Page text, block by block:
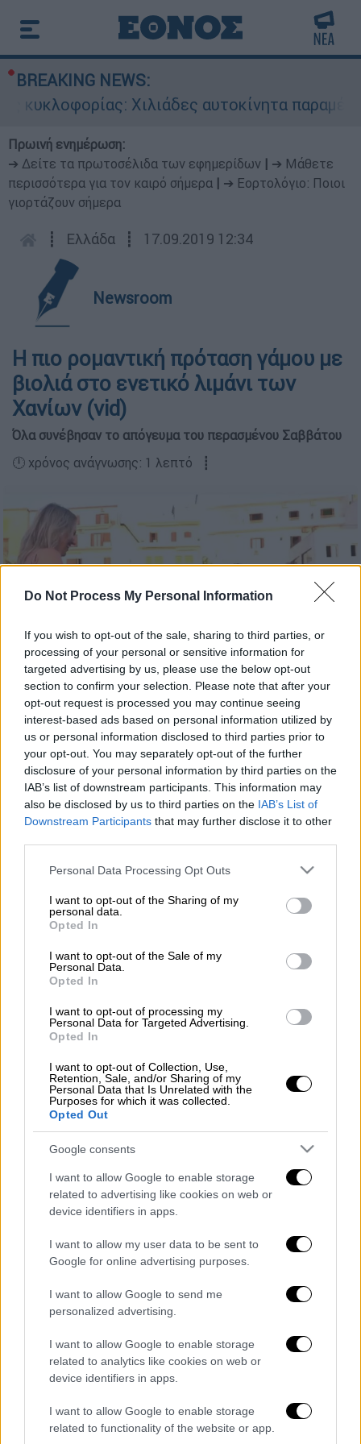
Do Not Process My Personal Information
If you wish to opt-out of the sale, sharing to third parties, or
processing of your personal or sensitive information for
targeted advertising by us, please use the below opt-out
section to confirm your selection. Please note that after your
opt-out request is processed you may continue seeing
interest-based ads based on personal information utilized by
us or personal information disclosed to third parties prior to
your opt-out. You may separately opt-out of the further
disclosure of your personal information by third parties on the
IAB’s list of downstream participants. This information may
also be disclosed by us to third parties on the IAB’s List of
Downstream Participants that may further disclose it to other
Please note that this website/app uses one or more Google
not limited to your visit or usage behaviour. You may click to
grant or deny consent to Google and its third-party tags to
use your data for below specified purposes in below Google
consent section.
Personal Data Processing Opt Outs
I want to opt-out of the Sharing of my
personal data.
Opted In
I want to opt-out of the Sale of my
Personal Data.
Opted In
I want to opt-out of processing my
Personal Data for Targeted Advertising.
Opted In
I want to opt-out of Collection, Use,
Retention, Sale, and/or Sharing of my
Personal Data that Is Unrelated with the
Purposes for which it was collected.
Opted Out
Google consents
I want to allow Google to enable storage
related to advertising like cookies on web or
device identifiers in apps.
I want to allow my user data to be sent to
Google for online advertising purposes.
I want to allow Google to send me
personalized advertising.
I want to allow Google to enable storage
related to analytics like cookies on web or
device identifiers in apps.
I want to allow Google to enable storage
related to functionality of the website or app.
BREAKING NEWS:
Χιλιάδες αυτοκίνητα
Πρωινή ενημέρωση:
➔ Δείτε τα πρωτοσέλιδα των εφημερίδων
➔ Μάθετε
περισσότερα για τον καιρό σήμερα
➔ Εορτολόγιο: Ποιοι
γιορτάζουν σήμερα
┋ Ελλάδα ┋ 17.09.2019 12:34
Newsroom
Η πιο ρομαντική πρόταση γάμου με
βιολιά στο ενετικό λιμάνι των
Χανίων (vid)
Όλα συνέβησαν το απόγευμα του περασμένου Σαββάτου
🕛 χρόνος ανάγνωσης: 1 λεπτό ┋
Πρόταση γάμου στο λιμάνι των Χανίων/neakriti.gr
Προσθέστε το ΕΘΝΟΣ στη Google
Στο παλιό γραφικό λιμάνι των Χανίων, υπό
τους ήχους των βιολιών, ο Juan αποφάσισε
να κάνει πρόταση γάμου στη Sefora. Η νεαρή
γυναίκα που δεν γνώριζε το παραμικρό για
την έκπληξη που την περίμενε, απόγευμα
Σαββάτου της 14ηςΣεπτεμβρίου έκανε
βόλτα, ανέμελη και ξέγνοιαστη με τον
αγαπημένο της.
Όπως αναφέρει το neakriti.gr
σταμάτησαν μπροστά σε δυο βιολιά και
ζήτησαν να παίξουν κάτι για αυτούς.
Ενθουσιασμένη και συνάμα ευτυχισμένη, η
κοπέλα παρακολουθεί όλα όσα
η ίδια δεν κρύβει την συγκίνηση της όταν ο
σύντροφος της γονατίζει μπροστά της και
της κάνει πρόταση γάμου.
Κι από εκεί και πέρα όλα κύλησαν σαν
όνειρο...
video
Διαβάστε ακόμη